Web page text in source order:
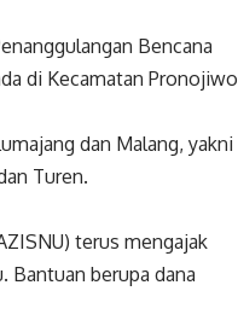
Bencana
di Kecamatan Pronojiwo
dan Malang, yakni
Turen.
terus mengajak
Bantuan berupa dana